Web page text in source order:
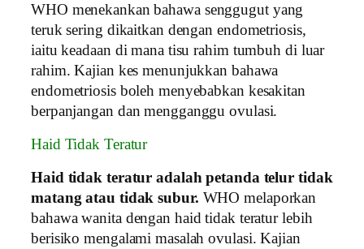
WHO menekankan bahawa senggugut yang
teruk sering dikaitkan dengan endometriosis,
iaitu keadaan di mana tisu rahim tumbuh di luar
rahim. Kajian kes menunjukkan bahawa
endometriosis boleh menyebabkan kesakitan
berpanjangan dan mengganggu ovulasi.
Haid Tidak Teratur
Haid tidak teratur adalah petanda telur tidak
matang atau tidak subur. WHO melaporkan
bahawa wanita dengan haid tidak teratur lebih
berisiko mengalami masalah ovulasi. Kajian